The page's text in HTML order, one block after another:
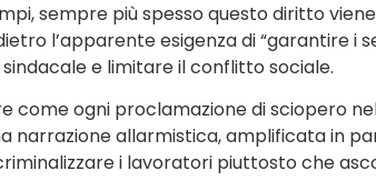
sempre più spesso questo diritto
l’apparente esigenza di “garantire i
e limitare il conflitto sociale.
come ogni proclamazione di sciopero
narrazione allarmistica, amplificata in
i lavoratori piuttosto che